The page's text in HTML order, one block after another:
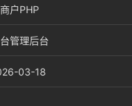
户PHP
管理后台
03-18